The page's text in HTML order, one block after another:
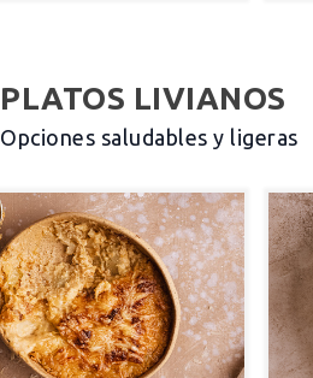
PLATOS LIVIANOS
Opciones saludables y ligeras